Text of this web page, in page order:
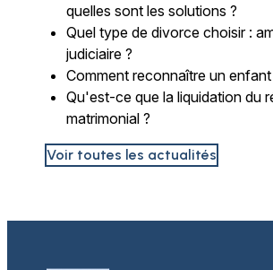
quelles sont les solutions ?
Quel type de divorce choisir :
judiciaire ?
Comment reconnaître un enfant
Qu'est-ce que la liquidation du
matrimonial ?
Voir toutes les actualités